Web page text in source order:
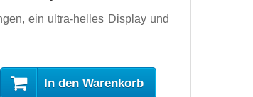
ein ultra-helles Display und
In den Warenkorb